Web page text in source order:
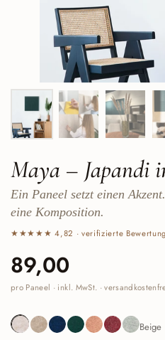
Maya – Japandi
Ein Paneel setzt einen
eine Komposition.
★★★★★ 4,82 · verifizierte
Preis:
89,00
pro Paneel · inkl. MwSt. ·
BeigeSandNavyDeep Green
CognacBurgundy
SageBeige